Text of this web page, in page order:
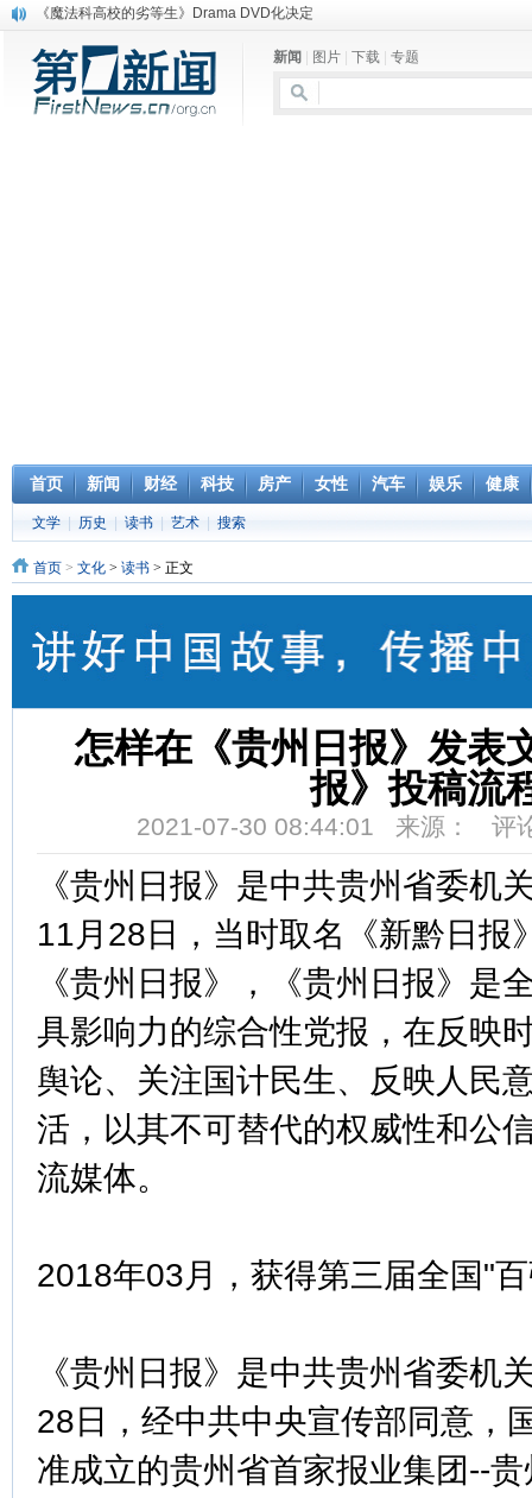
《魔法科高校的劣等生》Drama DVD化决定
消息称刘强东要求京东商城明年扭亏为盈
保健品也能吃出一身病? 康宝莱员工自揭多项家丑
煤价"跳水"电企利润"蹦高" 电煤联动亟待完善
新闻 图片 下载 专题
首页 新闻 财经 科技 房产 女性 汽车 娱乐 健康
文学 历史 读书 艺术 搜索
首页 > 文化 > 读书 > 正文
怎样在《贵州日报》发表
报》投稿流
2021-07-30 08:44:01 来源： 评
《贵州日报》是中共贵州省委机
11月28日，当时取名《新黔日报
《贵州日报》，《贵州日报》是
具影响力的综合性党报，在反映
舆论、关注国计民生、反映人民
活，以其不可替代的权威性和公
流媒体。
2018年03月，获得第三届全国"
《贵州日报》是中共贵州省委机
28日，经中共中央宣传部同意，
准成立的贵州省首家报业集团--